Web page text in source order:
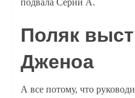
подвала Серии A.
Поляк
Дженоа
А все потому, что